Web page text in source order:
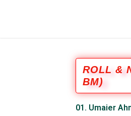
ROLL &
BM)
01. Umaier